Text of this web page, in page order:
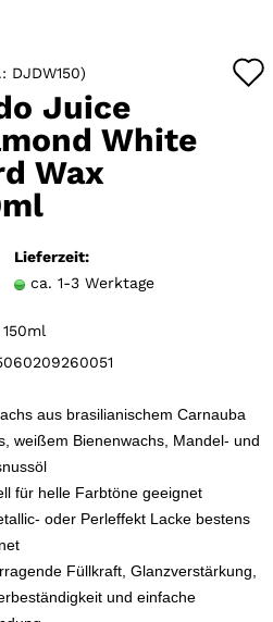
DJDW150)
Juice
White
Wax
Lieferzeit:
ca. 1-3 Werktage
150ml
aus brasilianischem Carnauba
weißem Bienenwachs, Mandel- und
für helle Farbtöne geeignet
oder Perleffekt Lacke bestens
Füllkraft, Glanzverstärkung,
und einfache